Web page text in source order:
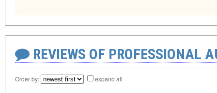
REVIEWS OF PROFESSIONAL
Order by: expand all